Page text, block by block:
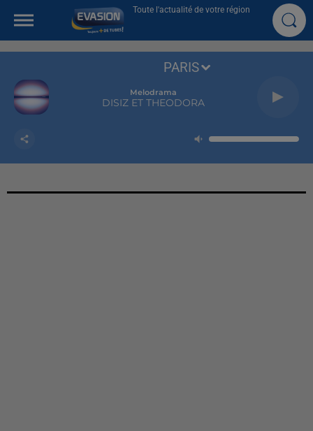
Toute l'actualité de votre région
Melodrama
DISIZ ET THEODORA
PARIS